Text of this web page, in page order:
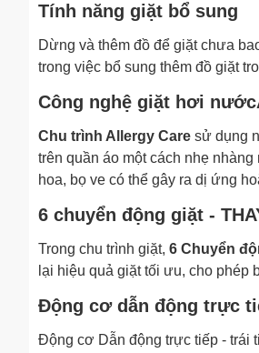
Tính năng giặt bổ sung
Dừng và thêm đồ để giặt chưa
trong việc bổ sung thêm đồ giặt
Công nghệ giặt hơi
Chu trình Allergy Care sử dụng
trên quần áo một cách nhẹ
hoa, bọ ve có thể gây ra dị ứng
6 chuyển động giặt -
Trong chu trình giặt, 6 Chuyển
lại hiệu quả giặt tối ưu, cho phép
Động cơ dẫn động trực
Động cơ Dẫn động trực tiếp - trái